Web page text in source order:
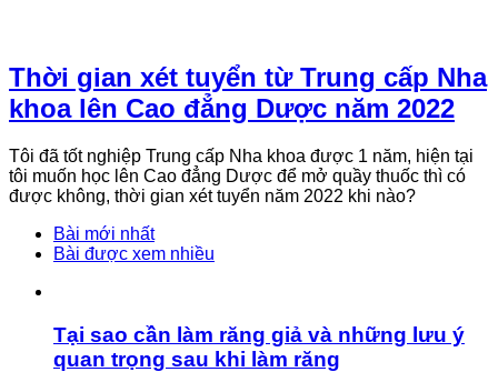
Thời gian xét tuyển từ Trung cấp Nha
khoa lên Cao đẳng Dược năm 2022
Tôi đã tốt nghiệp Trung cấp Nha khoa được 1 năm, hiện tại
tôi muốn học lên Cao đẳng Dược để mở quầy thuốc thì có
được không, thời gian xét tuyển năm 2022 khi nào?
Bài mới nhất
Bài được xem nhiều
Tại sao cần làm răng giả và những lưu ý
quan trọng sau khi làm răng